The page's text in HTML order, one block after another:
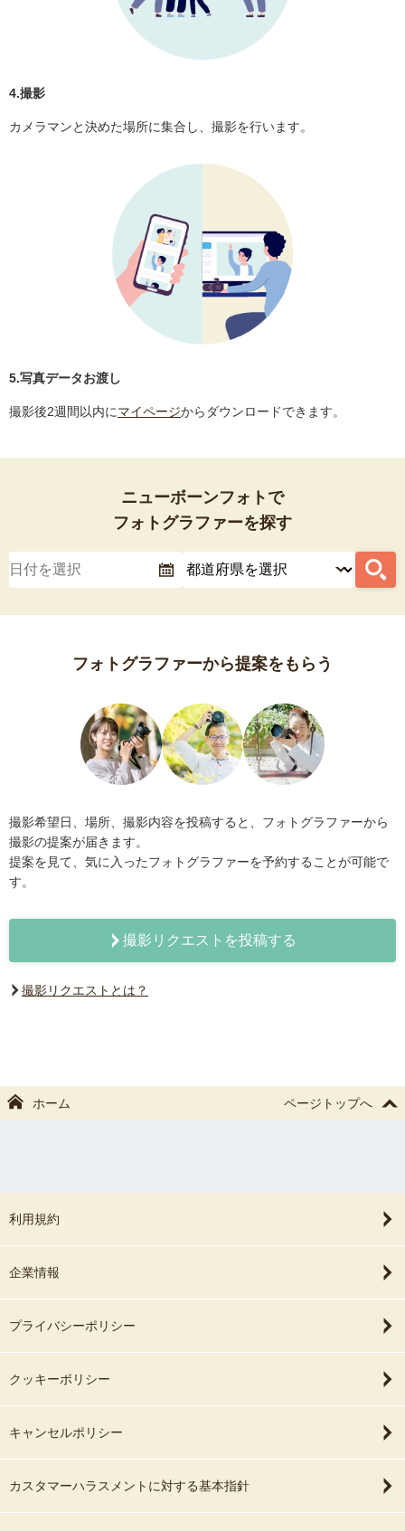
4.撮影
カメラマンと決めた場所に集合し、撮影を行います。
5.写真データお渡し
撮影後2週間以内にマイページからダウンロードできます。
ニューボーンフォトで
フォトグラファーを探す
フォトグラファーから提案をもらう
撮影希望日、場所、撮影内容を投稿すると、フォトグラファーから
撮影の提案が届きます。
提案を見て、気に入ったフォトグラファーを予約することが可能で
す。
撮影リクエストを投稿する
撮影リクエストとは？
ホーム ページトップへ
利用規約
企業情報
プライバシーポリシー
クッキーポリシー
キャンセルポリシー
カスタマーハラスメントに対する基本指針